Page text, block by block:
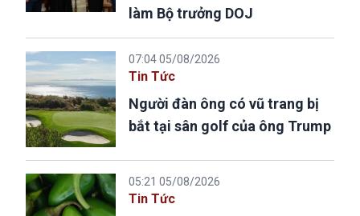
làm Bộ trưởng DOJ
07:04 05/08/2026
Tin Tức
Người đàn ông có vũ trang bị
bắt tại sân golf của ông Trump
05:21 05/08/2026
Tin Tức